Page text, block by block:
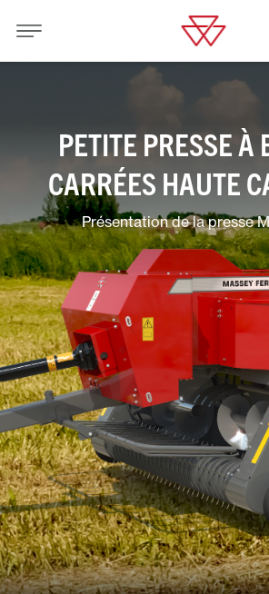
PETITE PRESSE À
CARRÉES HAUTE
Présentation de la presse